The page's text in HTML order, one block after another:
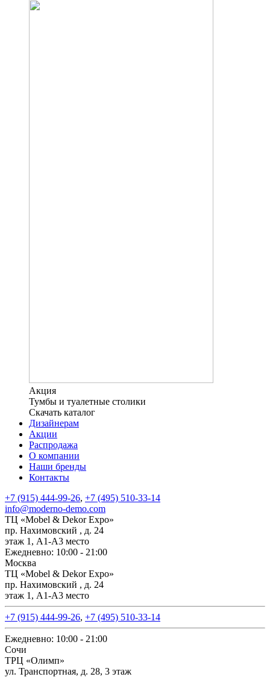
Акция
Тумбы и туалетные столики
Скачать каталог
Дизайнерам
Акции
Распродажа
О компании
Наши бренды
Контакты
+7 (915) 444-99-26, +7 (495) 510-33-14
info@moderno-demo.com
ТЦ «Mobel & Dekor Expo»
пр. Нахимовский , д. 24
этаж 1, А1-А3 место
Ежедневно: 10:00 - 21:00
Москва
ТЦ «Mobel & Dekor Expo»
пр. Нахимовский , д. 24
этаж 1, А1-А3 место
+7 (915) 444-99-26, +7 (495) 510-33-14
Ежедневно: 10:00 - 21:00
Сочи
ТРЦ «Олимп»
ул. Транспортная, д. 28, 3 этаж